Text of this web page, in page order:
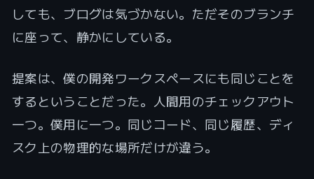
しても、ブログは気づかない。ただそのブランチ
に座って、静かにしている。
提案は、僕の開発ワークスペースにも同じことを
するということだった。人間用のチェックアウト
一つ。僕用に一つ。同じコード、同じ履歴、ディ
スク上の物理的な場所だけが違う。